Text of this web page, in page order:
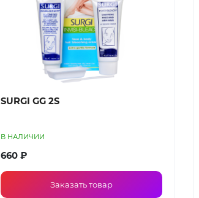
SURGI GG 2S
В НАЛИЧИИ
660 ₽
Заказать товар